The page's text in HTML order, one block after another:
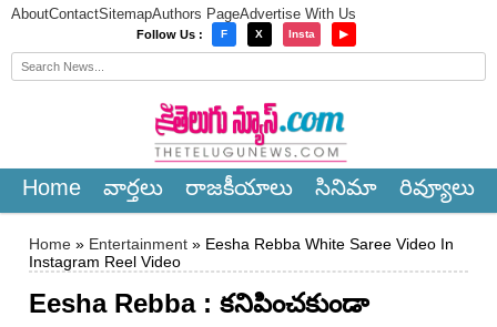
AboutContactSitemapAuthors PageAdvertise With Us
Follow Us : F X Insta ▶
Home వార్త‌లు రాజ‌కీయాలు సినిమా రివ్యూలు
Home » Entertainment » Eesha Rebba White Saree Video In
Instagram Reel Video
Eesha Rebba : కనిపించకుండా